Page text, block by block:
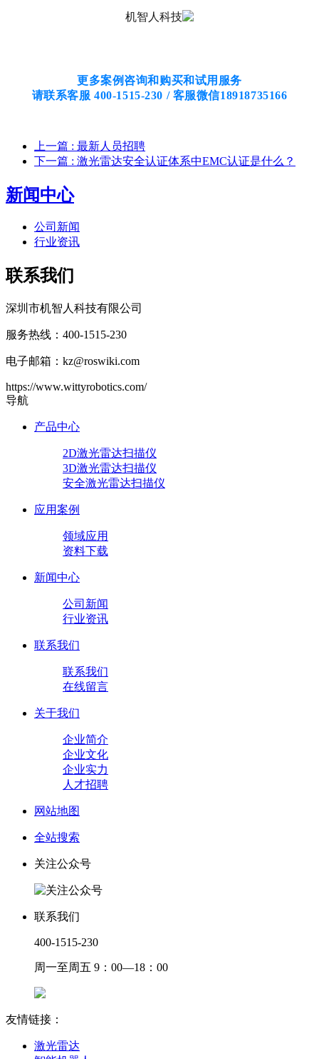
更多案例咨询和购买和试用服务
请联系客服 400-1515-230 / 客服微信18918735166
上一篇 : 最新人员招聘
下一篇 : 激光雷达安全认证体系中EMC认证是什么？
新闻中心
公司新闻
行业资讯
联系我们
深圳市机智人科技有限公司
服务热线：400-1515-230
电子邮箱：kz@roswiki.com
https://www.wittyrobotics.com/
导航
产品中心
2D激光雷达扫描仪
3D激光雷达扫描仪
安全激光雷达扫描仪
应用案例
领域应用
资料下载
新闻中心
公司新闻
行业资讯
联系我们
联系我们
在线留言
关于我们
企业简介
企业文化
企业实力
人才招聘
网站地图
全站搜索
关注公众号
联系我们
400-1515-230
周一至周五 9：00—18：00
友情链接：
激光雷达